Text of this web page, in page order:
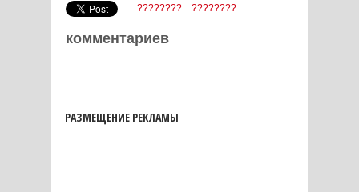
???????? ????????
комментариев
РАЗМЕЩЕНИЕ РЕКЛАМЫ